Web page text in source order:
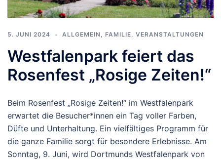
5. JUNI 2024 ALLGEMEIN , FAMILIE, VERANSTALTUNGEN
Westfalenpark feiert das
Rosenfest „Rosige Zeiten!“
Beim Rosenfest „Rosige Zeiten!“ im Westfalenpark
erwartet die Besucher*innen ein Tag voller Farben,
Düfte und Unterhaltung. Ein vielfältiges Programm für
die ganze Familie sorgt für besondere Erlebnisse. Am
Sonntag, 9. Juni, wird Dortmunds Westfalenpark von